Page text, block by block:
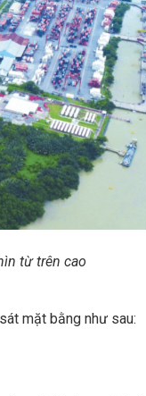
từ trên cao
mặt bằng như sau: